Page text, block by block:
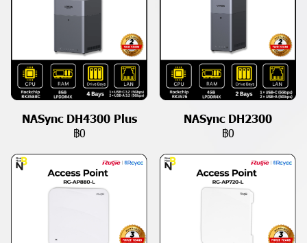
NASync DH4300 Plus
฿0
NASync DH2300
฿0